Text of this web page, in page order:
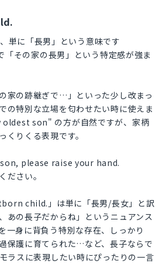
単に「長男」という意味です
その家の長男」という特定感が強ま
家の跡継ぎで…」といった少し改まっ
の特別な立場を匂わせたい時に使えま
oldest son" の方が自然ですが、家柄
くりくる表現です。
please raise your hand.
ださい。
child.」は単に「長男/長女」と訳
あの長子だからね」というニュアンス
一身に背負う特別な存在、しっかり
保護に育てられた…など、長子ならで
ラスに表現したい時にぴったりの一言